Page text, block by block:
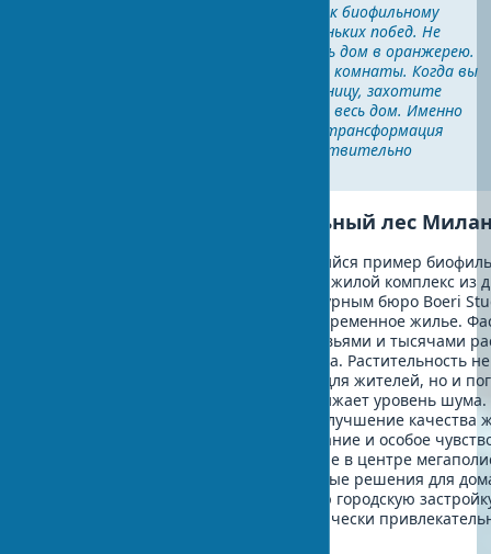
«Самый эффективный подход к биофильному
дизайну — это система маленьких побед. Не
пытайтесь сразу превратить дом в оранжерею.
Начните с одного угла, одной комнаты. Когда вы
увидите и почувствуете разницу, захотите
расширить это ощущение на весь дом. Именно
так происходит органичная трансформация
пространства, которая действительно
История успеха: Вертикальный лес
Bosco Verticale в Милане — выдающийся пример
архитектуры в городской среде. Этот жилой комплекс из
башен, спроектированный архитектурным бюро Boeri
символом интеграции природы в современное жилье.
зданий покрыты более чем 800 деревьями и тысячами
что эквивалентно целому гектару леса. Растительность
создает естественный микроклимат для жителей, но и
CO₂, фильтрует городскую пыль и снижает уровень
комплекса отмечают значительное улучшение качества
снижение затрат на кондиционирование и особое
природой, несмотря на расположение в центре
проект демонстрирует, как биофильные решения для
быть интегрированы даже в плотную городскую
создавая при этом здоровую и эстетически